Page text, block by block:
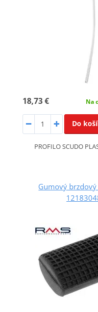
18,73 € Na
Do
PROFILO SCUDO
Gumový brzdový